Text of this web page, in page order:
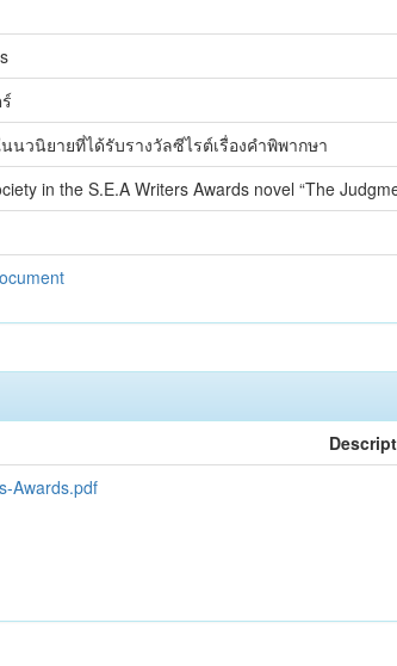
วนิยายที่ได้รับรางวัลซีไรต์เรื่องคำพิพากษา
in the S.E.A Writers Awards novel “The
Awards.pdf